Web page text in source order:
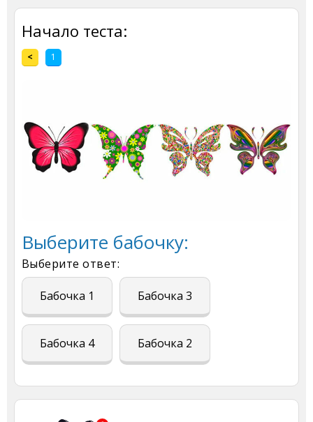
Начало теста:
< 1
Выберите бабочку:
Выберите ответ:
Бабочка 1 Бабочка 3
Бабочка 4 Бабочка 2